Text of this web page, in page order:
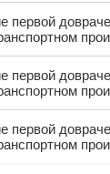
первой
первой
первой